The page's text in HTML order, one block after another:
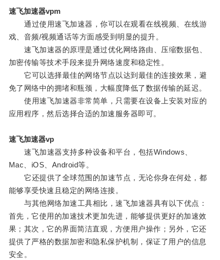
速飞加速器vpm
通过使用速飞加速器，你可以在观看在线视频、在线游
戏、音频/视频通话等方面感受到明显的提升。
速飞加速器的原理是通过优化网络路由、压缩数据包、
加密传输等技术手段来提升网络速度和稳定性。
它可以选择最佳的网络节点以达到最佳的连接效果，避
免了网络中的拥堵和瓶颈，大幅度降低了数据传输的延迟。
使用速飞加速器非常简单，只需要在设备上安装对应的
应用程序，然后选择合适的加速服务器即可。
速飞加速器vp
速飞加速器支持多种设备和平台，包括Windows、
Mac、iOS、Android等。
它还提供了全球范围的加速节点，无论你身在何处，都
能够享受快速且稳定的网络连接。
与其他网络加速工具相比，速飞加速器具有以下优点：
首先，它使用的加速技术更加先进，能够提供更好的加速效
果；其次，它的界面简洁直观，方便用户操作；另外，它还
提供了严格的数据加密和隐私保护机制，保证了用户的信息
安全。